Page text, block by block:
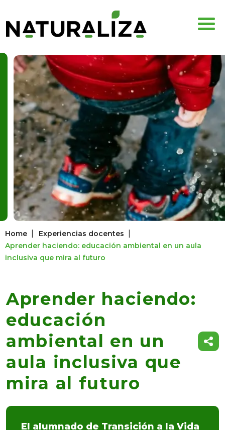
Home Experiencias docentes
Aprender haciendo: educación ambiental en un aula
inclusiva que mira al futuro
Aprender haciendo:
educación
ambiental en un
aula inclusiva que
mira al futuro
El alumnado de Transición a la Vida